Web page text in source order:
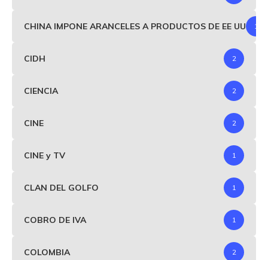
CHINA IMPONE ARANCELES A PRODUCTOS DE EE UU 1
CIDH 2
CIENCIA 2
CINE 2
CINE y TV 1
CLAN DEL GOLFO 1
COBRO DE IVA 1
COLOMBIA 2